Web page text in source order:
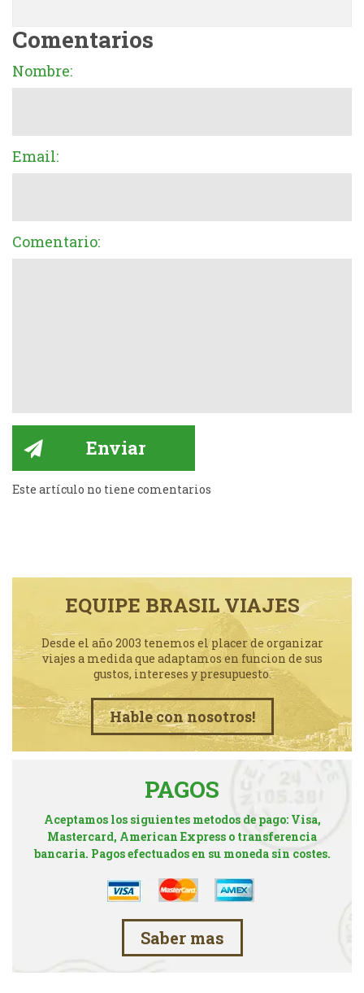
Comentarios
Nombre:
Email:
Comentario:
Este artículo no tiene comentarios
EQUIPE BRASIL VIAJES
Desde el año 2003 tenemos el placer de organizar
viajes a medida que adaptamos en funcion de sus
gustos, intereses y presupuesto.
Hable con nosotros!
PAGOS
Aceptamos los siguientes metodos de pago: Visa,
Mastercard, American Express o transferencia
bancaria. Pagos efectuados en su moneda sin costes.
Saber mas